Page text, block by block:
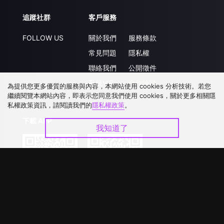
追蹤社群
FOLLOW US
客戶服務
關於我們
常見問題
聯絡我們
升級VIP
服務條款
隱私權
公開徵件
合作洽談
下載 APP
為提供您更多優質的服務與內容，本網站使用 cookies 分析技術。若您
繼續閱覽本網站內容，即表示您同意我們使用 cookies，關於更多相關隱
私權政策資訊，請閱讀我們的隱私權政策。
我知道了